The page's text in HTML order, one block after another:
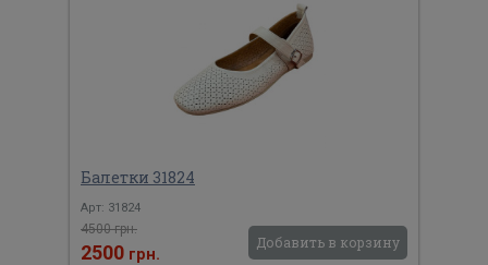
Балетки 31824
Арт: 31824
4500 грн.
2500 грн.
Добавить в корзину